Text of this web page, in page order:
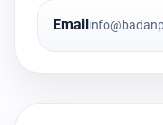
Email